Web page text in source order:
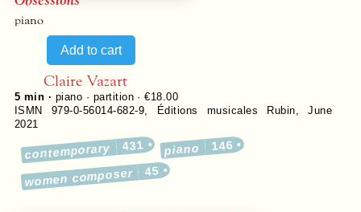
piano
Claire Vazart
5 min · piano · partition · €18.00
ISMN 979-0-56014-682-9, Éditions musicales Rubin,June
2021
contemporary 431 piano 146
women composer 45